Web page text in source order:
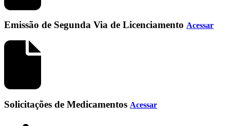
Emissão de Segunda Via de Licenciamento Acessar
Solicitações de Medicamentos Acessar